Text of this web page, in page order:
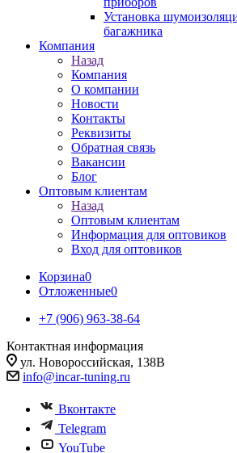
Установка
багажника
Компания
Назад
Компания
О компании
Новости
Контакты
Реквизиты
Обратная связь
Вакансии
Блог
Оптовым клиентам
Назад
Оптовым клиентам
Информация для оптовиков
Вход для оптовиков
Корзина0
Отложенные0
+7 (906) 963-38-64
Контактная информация
ул. Новороссийская, 138В
info@incar-tuning.ru
Вконтакте
Telegram
YouTube